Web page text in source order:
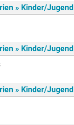
» Kinder/Jugend
» Kinder/Jugend
» Kinder/Jugend